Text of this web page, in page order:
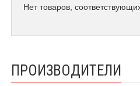
Нет товаров,
ПРОИЗВОДИТЕЛИ